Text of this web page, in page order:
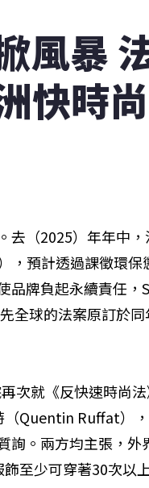
風暴
快時
去（2025）年年中
預計透過課徵環保
品牌負起永續責任
全球的法案原訂於
次就《反快速時尚
Quentin Ruffat）
詢。兩方均主張，
至少可穿著30次以